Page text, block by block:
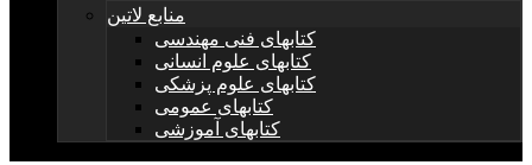
منابع لاتین
کتابهای فنی مهندسی
کتابهای علوم انسانی
کتابهای علوم پزشکی
کتابهای عمومی
کتابهای آموزشی